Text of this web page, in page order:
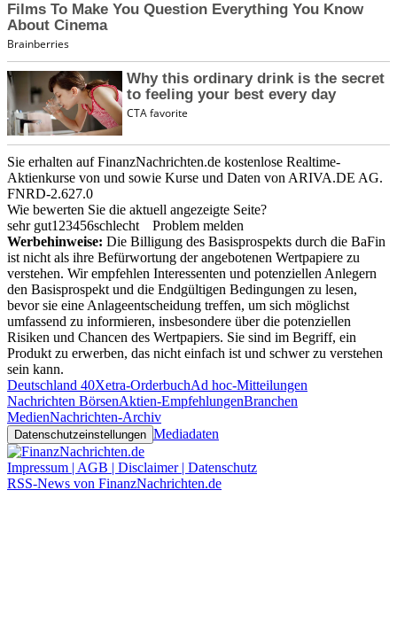
Sie erhalten auf FinanzNachrichten.de kostenlose Realtime-
Aktienkurse von und sowie Kurse und Daten von ARIVA.DE AG.
FNRD-2.627.0
Wie bewerten Sie die aktuell angezeigte Seite?
sehr gut1 23456schlecht
Problem melden
Werbehinweise: Die Billigung des Basisprospekts durch die BaFin
ist nicht als ihre Befürwortung der angebotenen Wertpapiere zu
verstehen. Wir empfehlen Interessenten und potenziellen Anlegern
den Basisprospekt und die Endgültigen Bedingungen zu lesen,
bevor sie eine Anlageentscheidung treffen, um sich möglichst
umfassend zu informieren, insbesondere über die potenziellen
Risiken und Chancen des Wertpapiers. Sie sind im Begriff, ein
Produkt zu erwerben, das nicht einfach ist und schwer zu verstehen
sein kann.
Deutschland 40Xetra-OrderbuchAd hoc-Mitteilungen
Nachrichten BörsenAktien-EmpfehlungenBranchen
MedienNachrichten-Archiv
Datenschutzeinstellungen Mediadaten
Impressum | AGB | Disclaimer | Datenschutz
RSS-News von FinanzNachrichten.de